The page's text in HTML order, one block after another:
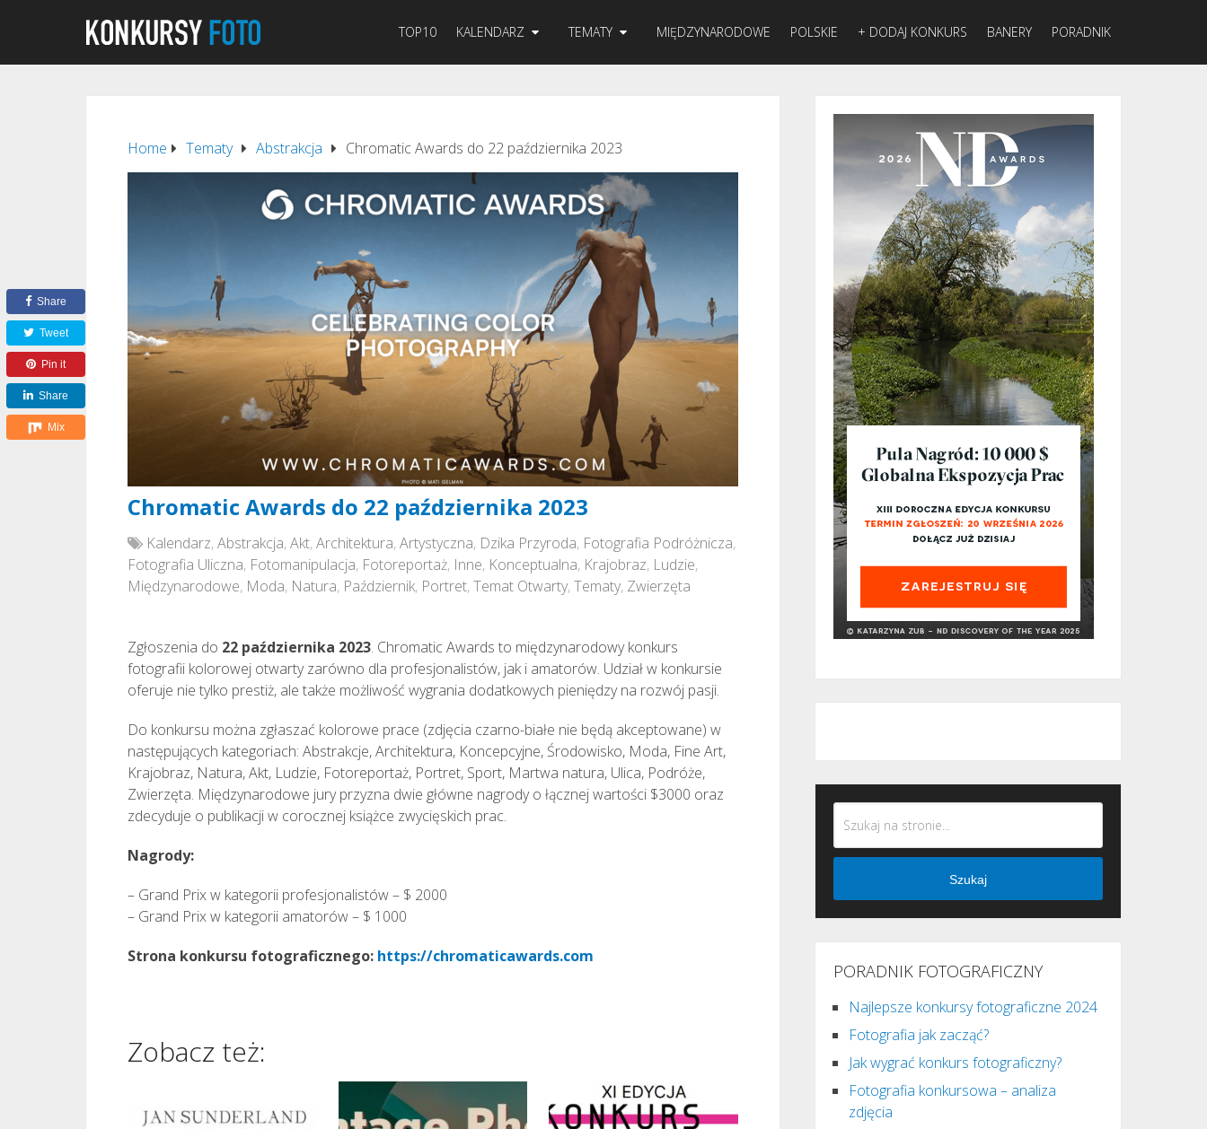
TOP10 KALENDARZ TEMATY MIĘDZYNARODOWE POLSKIE + DODAJ KONKURS BANERY PORADNIK
Home Tematy Abstrakcja Chromatic Awards do 22 października 2023
Chromatic Awards do 22 października 2023
Kalendarz,Abstrakcja,Akt,Architektura,Artystyczna, Dzika Przyroda, Fotografia Podróżnicza,
Fotografia Uliczna, Fotomanipulacja, Fotoreportaż, Inne, Konceptualna, Krajobraz, Ludzie,
Międzynarodowe, Moda, Natura, Październik, Portret,Temat Otwarty,Tematy, Zwierzęta
Zgłoszenia do 22 października 2023. Chromatic Awards to międzynarodowy konkurs
fotografii kolorowej otwarty zarówno dla profesjonalistów, jak i amatorów. Udział w konkursie
oferuje nie tylko prestiż, ale także możliwość wygrania dodatkowych pieniędzy na rozwój pasji.
Do konkursu można zgłaszać kolorowe prace (zdjęcia czarno-białe nie będą akceptowane) w
następujących kategoriach: Abstrakcje, Architektura, Koncepcyjne, Środowisko, Moda, Fine Art,
Krajobraz, Natura, Akt, Ludzie, Fotoreportaż, Portret, Sport, Martwa natura, Ulica, Podróże,
Zwierzęta. Międzynarodowe jury przyzna dwie główne nagrody o łącznej wartości $3000 oraz
zdecyduje o publikacji w corocznej książce zwycięskich prac.
Nagrody:
– Grand Prix w kategorii profesjonalistów – $ 2000
– Grand Prix w kategorii amatorów – $ 1000
Strona konkursu fotograficznego: https://chromaticawards.com
Share
Tweet
Pin it
Share
Mix
Zobacz też:
Szukaj
PORADNIK FOTOGRAFICZNY
Najlepsze konkursy fotograficzne 2024
Fotografia jak zacząć?
Jak wygrać konkurs fotograficzny?
Fotografia konkursowa – analiza
zdjęcia